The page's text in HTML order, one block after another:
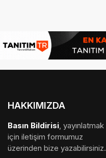
HAKKIMIZDA
Basın Bildirisi, yayınlatmak
için iletişim formumuz
üzerinden bize yazabilirsiniz.